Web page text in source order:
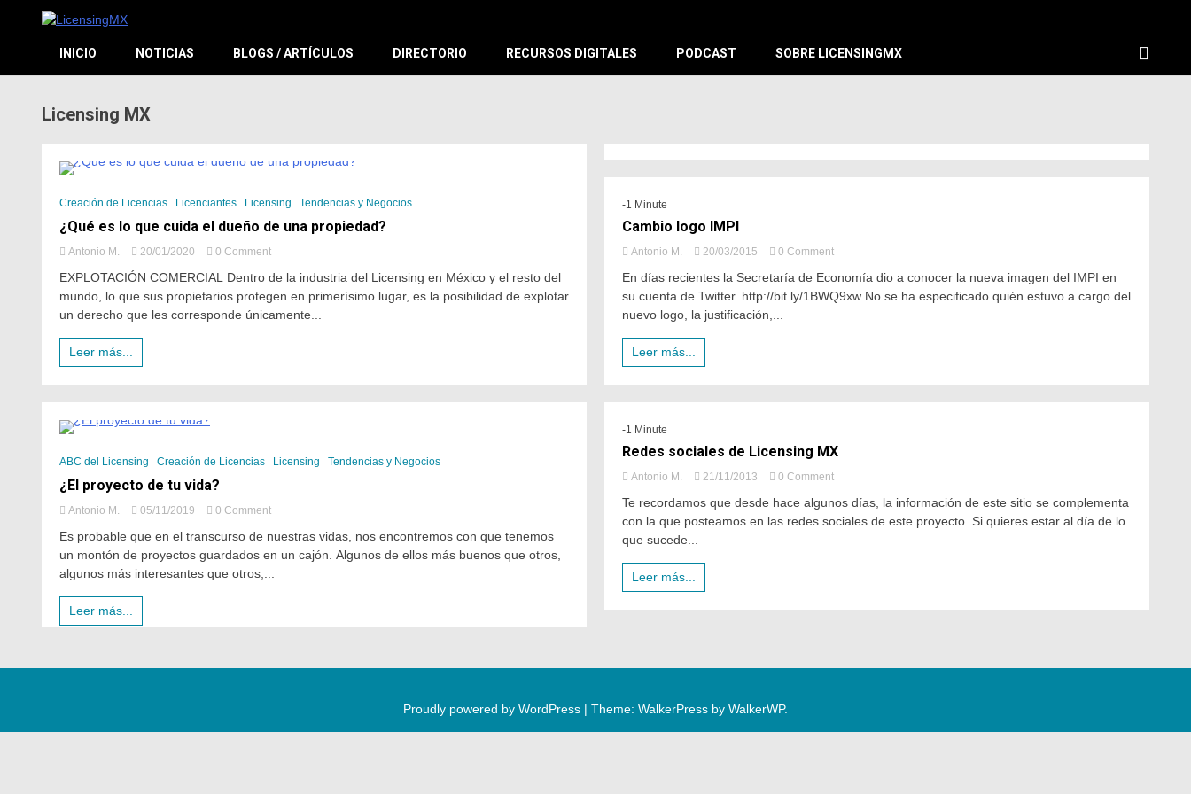
LicensingMX
INICIO
NOTICIAS BLOGS / ARTÍCULOS DIRECTORIO RECURSOS DIGITALES PODCAST SOBRE LICENSINGMX
Licensing MX
Creación de Licencias
Licenciantes Licensing Tendencias y Negocios
¿Qué es lo que cuida el dueño de una propiedad?
Antonio M. 20/01/2020 0 Comment
EXPLOTACIÓN COMERCIAL Dentro de la industria del Licensing en México y el resto del
mundo, lo que sus propietarios protegen en primerísimo lugar, es la posibilidad de explotar
un derecho que les corresponde únicamente...
Leer más...
ABC del Licensing
Creación de Licencias Licensing Tendencias y Negocios
¿El proyecto de tu vida?
Antonio M. 05/11/2019 0 Comment
Es probable que en el transcurso de nuestras vidas, nos encontremos con que tenemos
un montón de proyectos guardados en un cajón. Algunos de ellos más buenos que otros,
algunos más interesantes que otros,...
Leer más...
-1 Minute
Cambio logo IMPI
Antonio M. 20/03/2015 0 Comment
En días recientes la Secretaría de Economía dio a conocer la nueva imagen del IMPI en
su cuenta de Twitter. http://bit.ly/1BWQ9xw No se ha especificado quién estuvo a cargo del
nuevo logo, la justificación,...
Leer más...
-1 Minute
Redes sociales de Licensing MX
Antonio M. 21/11/2013 0 Comment
Te recordamos que desde hace algunos días, la información de este sitio se complementa
con la que posteamos en las redes sociales de este proyecto. Si quieres estar al día de lo
que sucede...
Leer más...
Proudly powered by WordPress | Theme: WalkerPress by WalkerWP.